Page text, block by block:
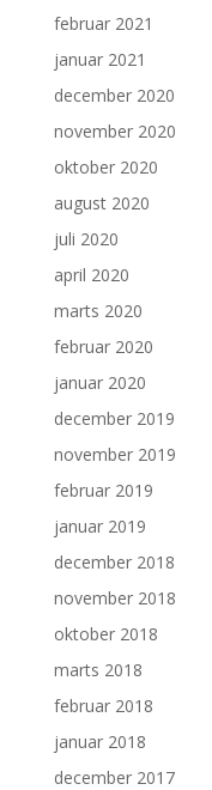
februar 2021
januar 2021
december 2020
november 2020
oktober 2020
august 2020
juli 2020
april 2020
marts 2020
februar 2020
januar 2020
december 2019
november 2019
februar 2019
januar 2019
december 2018
november 2018
oktober 2018
marts 2018
februar 2018
januar 2018
december 2017